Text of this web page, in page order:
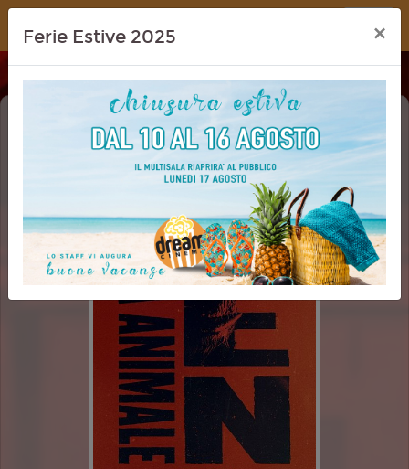
Dream Cinema
BEN - RABBIA ANIMALE (PRIMATE)
Ferie Estive 2025 ×